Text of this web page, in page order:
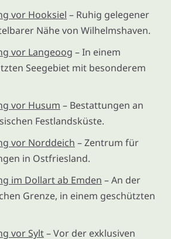
vor Hooksiel – Ruhig gelegener
Nähe von Wilhelmshaven.
vor Langeoog – In einem
Seegebiet mit besonderem
vor Husum – Bestattungen an
Festlandsküste.
vor Norddeich – Zentrum für
in Ostfriesland.
im Dollart ab Emden – An der
Grenze, in einem geschützten
vor Sylt– Vor der exklusiven